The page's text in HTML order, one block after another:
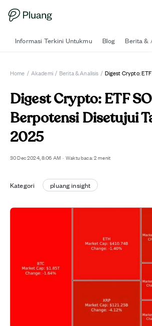
Informasi Terkini Untukmu Blog Berita &
Home / Akademi / Berita & Analisis /
Digest Crypto: ETF
Berpotensi Disetujui
2025
30 Dec 2024, 8:06 AM · Waktu baca: 2 menit
Kategori pluang insight